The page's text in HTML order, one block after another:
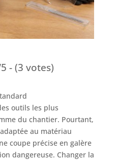
- (3 votes)
outils les plus
du chantier. Pourtant,
au matériau
coupe précise en galère
dangereuse. Changer la